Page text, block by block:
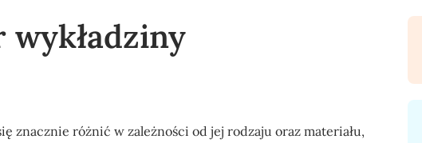
znacznie różnić w zależności od jej rodzaju oraz materiału,